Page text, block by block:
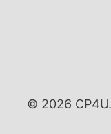
© 2026